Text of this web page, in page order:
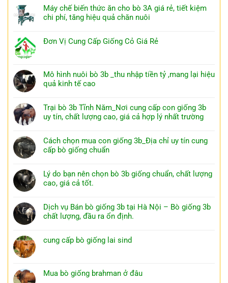
Máy chế biến thức ăn cho bò 3A giá rẻ, tiết kiệm
chi phí, tăng hiệu quả chăn nuôi
Đơn Vị Cung Cấp Giống Cỏ Giá Rẻ
Mô hình nuôi bò 3b _thu nhập tiền tỷ ,mang lại hiệu
quả kinh tế cao
Trại bò 3b Tĩnh Năm_Nơi cung cấp con giống 3b
uy tín, chất lượng cao, giá cả hợp lý nhất trường
Cách chọn mua con giống 3b_Địa chỉ uy tín cung
cấp bò giống chuẩn
Lý do bạn nên chọn bò 3b giống chuẩn, chất lượng
cao, giá cả tốt.
Dịch vụ Bán bò giống 3b tại Hà Nội – Bò giống 3b
chất lượng, đầu ra ổn định.
cung cấp bò giống lai sind
Mua bò giống brahman ở đâu